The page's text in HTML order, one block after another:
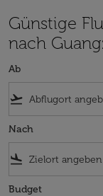
Günstige
nach
Ab
flight_takeoff
Nach
flight_land
Budget